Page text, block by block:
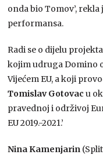
onda bio Tomov’, rekla
performansa.
Radi se o dijelu
kojim udruga Domino
Vijećem EU, a koji
TomislavGotovac u
pravednoj i održivoj
EU 2019.-2021.’
Nina Kamenjarin